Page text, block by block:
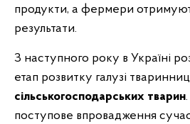
продукти, а фермери
результати.
З наступного року в Україні
етап розвитку галузі
сільськогосподарських тварин
поступове впровадження